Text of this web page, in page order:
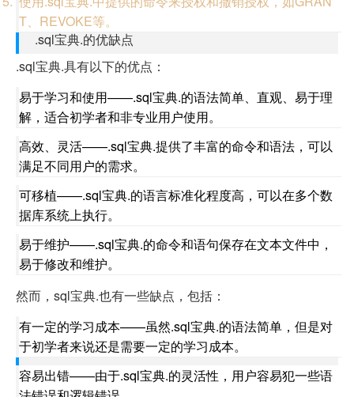
T、REVOKE等。
.sql宝典.的优缺点
.sql宝典.具有以下的优点：
易于学习和使用——.sql宝典.的语法简单、直观、易于理
解，适合初学者和非专业用户使用。
高效、灵活——.sql宝典.提供了丰富的命令和语法，可以
满足不同用户的需求。
可移植——.sql宝典.的语言标准化程度高，可以在多个数
据库系统上执行。
易于维护——.sql宝典.的命令和语句保存在文本文件中，
易于修改和维护。
然而，sql宝典.也有一些缺点，包括：
有一定的学习成本——虽然.sql宝典.的语法简单，但是对
于初学者来说还是需要一定的学习成本。
容易出错——由于.sql宝典.的灵活性，用户容易犯一些语